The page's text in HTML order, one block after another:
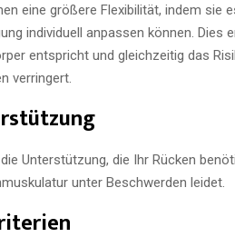
eine größere Flexibilität, indem sie
individuell anpassen können. Dies
entspricht und gleichzeitig das
verringert.
Unterstützung, die Ihr Rücken
unter Beschwerden leidet.